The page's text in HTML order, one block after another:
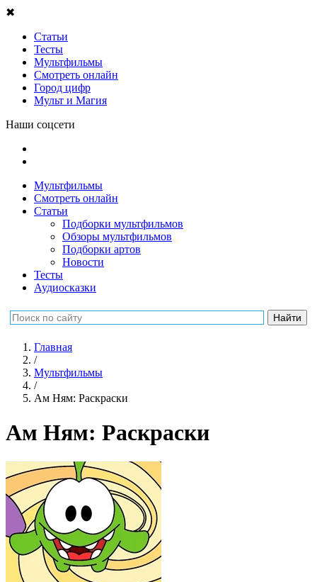
✖
Статьи
Тесты
Мультфильмы
Смотреть онлайн
Город цифр
Мульт и Магия
Наши соцсети
Мультфильмы
Смотреть онлайн
Статьи
Подборки мультфильмов
Обзоры мультфильмов
Подборки артов
Новости
Тесты
Аудиосказки
Главная
/
Мультфильмы
/
Ам Ням: Раскраски
Ам Ням: Раскраски